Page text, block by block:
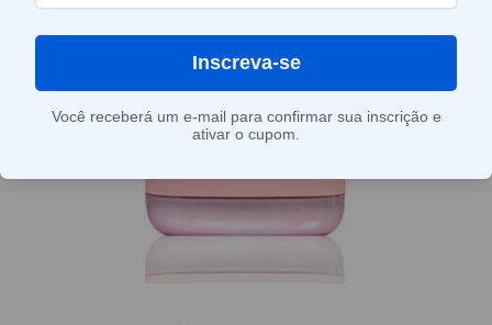
Inscreva-se
Você receberá um e-mail para confirmar sua inscrição e
ativar o cupom.